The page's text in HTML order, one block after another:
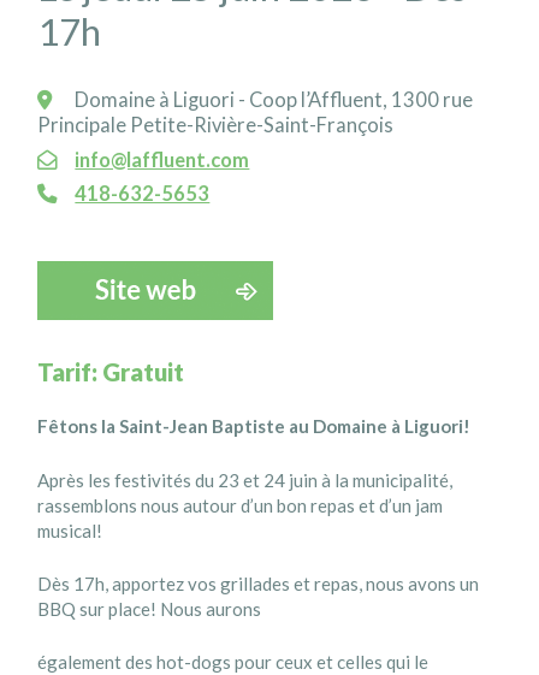
17h
Domaine à Liguori - Coop l’Affluent, 1300 rue
Principale Petite-Rivière-Saint-François
info@laffluent.com
418-632-5653
Tarif: Gratuit
Fêtons la Saint-Jean Baptiste au Domaine à Liguori!
Après les festivités du 23 et 24 juin à la municipalité,
rassemblons nous autour d’un bon repas et d’un jam
musical!
Dès 17h, apportez vos grillades et repas, nous avons un
BBQ sur place! Nous aurons
également des hot-dogs pour ceux et celles qui le